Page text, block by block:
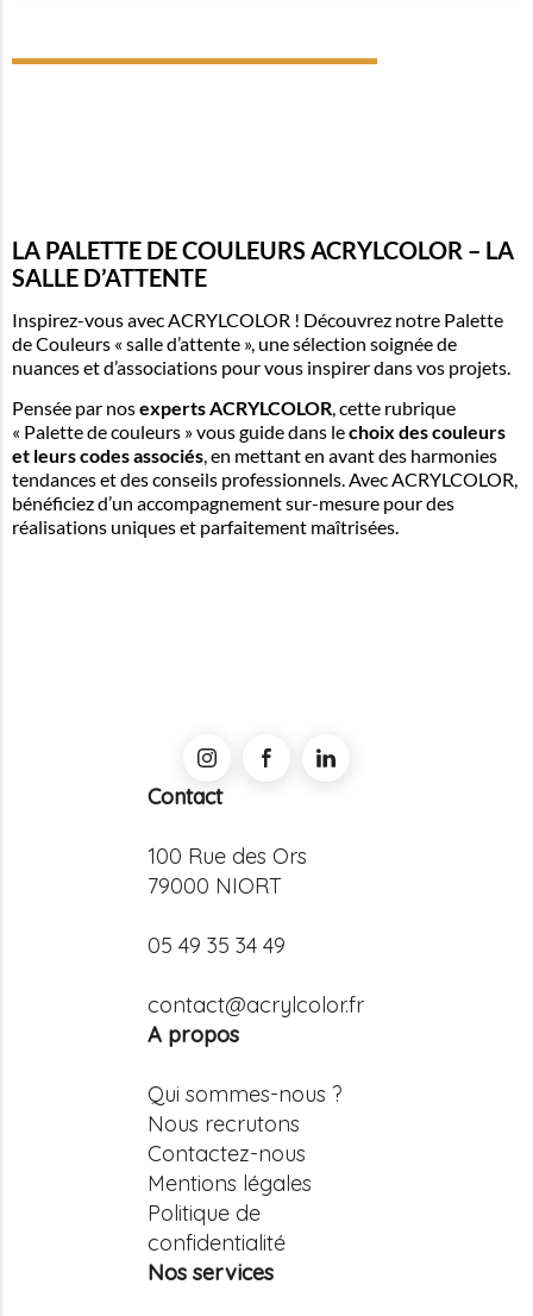
LA PALETTE DE COULEURS ACRYLCOLOR – LA
SALLE D’ATTENTE
Inspirez-vous avec ACRYLCOLOR ! Découvrez notre Palette
de Couleurs « salle d’attente », une sélection soignée de
nuances et d’associations pour vous inspirer dans vos projets.
Pensée par nosexperts ACRYLCOLOR, cette rubrique
« Palette de couleurs » vous guide dans lechoix des couleurs
et leurs codes associés, en mettant en avant des harmonies
tendances et des conseils professionnels. Avec ACRYLCOLOR,
bénéficiez d’un accompagnement sur-mesure pour des
réalisations uniques et parfaitement maîtrisées.
Contact
100 Rue des Ors
79000 NIORT
05 49 35 34 49
contact@acrylcolor.fr
A propos
Qui sommes-nous ?
Nous recrutons
Contactez-nous
Mentions légales
Politique de
confidentialité
Nos services